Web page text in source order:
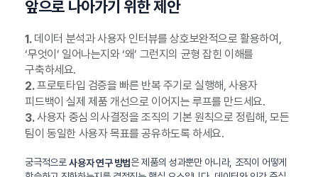
앞으로 나아가기 위한 제안
1. 데이터 분석과 사용자 인터뷰를 상호보완적으로 활용하여,
‘무엇이’ 일어나는지와 ‘왜’ 그런지의 균형 잡힌 이해를
구축하세요.
2.프로토타입 검증을 빠른 반복 주기로 실행해, 사용자
피드백이 실제 제품 개선으로 이어지는 루프를 만드세요.
3.사용자 중심 의사결정을 조직의 기본 원칙으로 정립해, 모든
팀이 동일한 사용자 목표를 공유하도록 하세요.
궁극적으로사용자 연구 방법은 제품의 성과뿐만 아니라, 조직이 어떻게